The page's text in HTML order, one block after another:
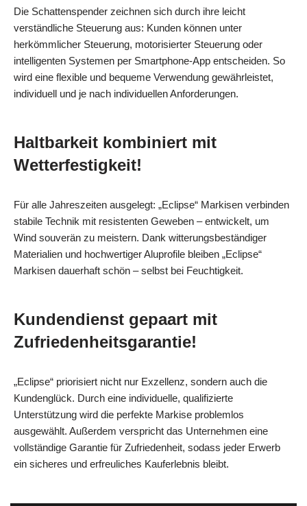
Die Schattenspender zeichnen sich durch ihre leicht
verständliche Steuerung aus: Kunden können unter
herkömmlicher Steuerung, motorisierter Steuerung oder
intelligenten Systemen per Smartphone-App entscheiden. So
wird eine flexible und bequeme Verwendung gewährleistet,
individuell und je nach individuellen Anforderungen.
Haltbarkeit kombiniert mit
Wetterfestigkeit!
Für alle Jahreszeiten ausgelegt: „Eclipse“ Markisen verbinden
stabile Technik mit resistenten Geweben – entwickelt, um
Wind souverän zu meistern. Dank witterungsbeständiger
Materialien und hochwertiger Aluprofile bleiben „Eclipse“
Markisen dauerhaft schön – selbst bei Feuchtigkeit.
Kundendienst gepaart mit
Zufriedenheitsgarantie!
„Eclipse“ priorisiert nicht nur Exzellenz, sondern auch die
Kundenglück. Durch eine individuelle, qualifizierte
Unterstützung wird die perfekte Markise problemlos
ausgewählt. Außerdem verspricht das Unternehmen eine
vollständige Garantie für Zufriedenheit, sodass jeder Erwerb
ein sicheres und erfreuliches Kauferlebnis bleibt.